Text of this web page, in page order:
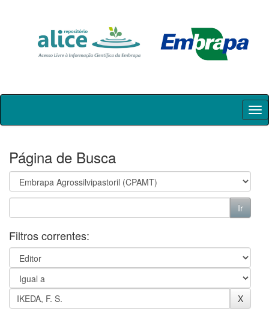
Skip
Página de Busca
Filtros correntes: